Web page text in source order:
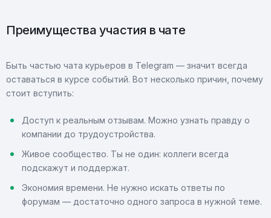
Преимущества участия в чате
Быть частью чата курьеров в Telegram — значит всегда
оставаться в курсе событий. Вот несколько причин, почему
стоит вступить:
Доступ к реальным отзывам. Можно узнать правду о
компании до трудоустройства.
Живое сообщество. Ты не один: коллеги всегда
подскажут и поддержат.
Экономия времени. Не нужно искать ответы по
форумам — достаточно одного запроса в нужной теме.